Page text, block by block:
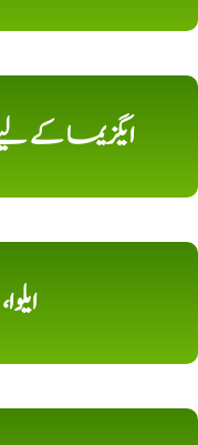
ایگزیما کے